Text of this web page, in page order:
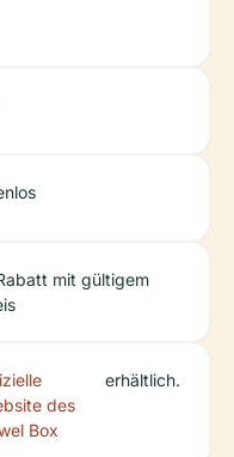
mit gültigem
des
Box
erhältlich.